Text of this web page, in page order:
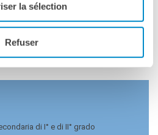
la sélection
Refuser
di I° e di II° grado